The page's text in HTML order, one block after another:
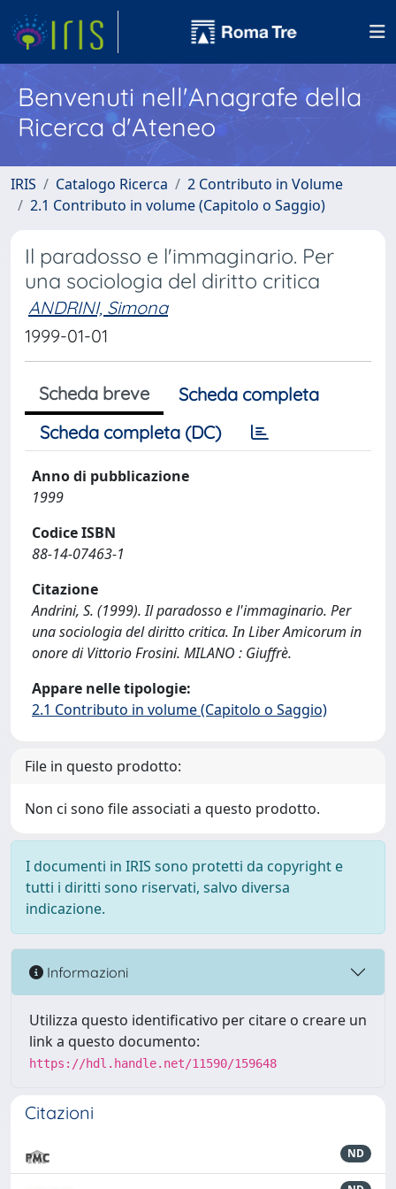
Benvenuti nell'Anagrafe della
Ricerca d'Ateneo
IRIS Catalogo Ricerca
2 Contributo in Volume
2.1 Contributo in volume (Capitolo o Saggio)
Il paradosso e l'immaginario. Per
una sociologia del diritto critica
ANDRINI, Simona
1999-01-01
Scheda breve
Scheda completa
Scheda completa (DC)
Anno di pubblicazione
1999
Codice ISBN
88-14-07463-1
Citazione
Andrini, S. (1999). Il paradosso e l'immaginario. Per
una sociologia del diritto critica. In Liber Amicorum in
onore di Vittorio Frosini. MILANO : Giuffrè.
Appare nelle tipologie:
2.1 Contributo in volume (Capitolo o Saggio)
File in questo prodotto:
Non ci sono file associati a questo prodotto.
I documenti in IRIS sono protetti da copyright e
tutti i diritti sono riservati, salvo diversa
indicazione.
Informazioni
Utilizza questo identificativo per citare o creare un
link a questo documento:
https://hdl.handle.net/11590/159648
Citazioni
ND